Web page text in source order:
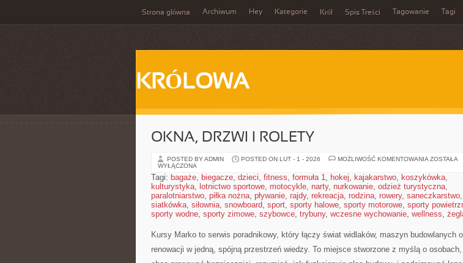
Strona główna Archiwum Hey Kategorie Król Spis Treści Tagowanie Tagi
KRÓLOWA
OKNA, DRZWI I ROLETY
POSTED BY ADMIN POSTED ON LUT - 1 - 2026 MOŻLIWOŚĆ KOMENTOWANIA OKNA,
ROLETY
ZOSTAŁA
WYŁĄCZONA
Tagi: bagaże, biegacze, dzieci, fitness, formuła 1, hokej, kajakarstwo, koszykówka,
kulturystyka, lotnictwo sportowe, motocykle, narty, nurkowanie, odzież turystyczna,
paralotniarstwo, piłka nożna, pływanie, rajdy, rekreacja, rodzina, rowery, saneczkarstwo,
siatkówka, siłownia, snowboard, sport, sporty halowe, sporty motorowe, sporty
sporty wodne, sporty zimowe, szybowce, trybuny, wczesne wychowanie, wellness,
Kursy Marko to serwis poradnikowy, który łączy świat widlaków, maszyn budowlanych
renowacji w jedną, spójną przestrzeń wiedzy. To miejsce stworzone z myślą o